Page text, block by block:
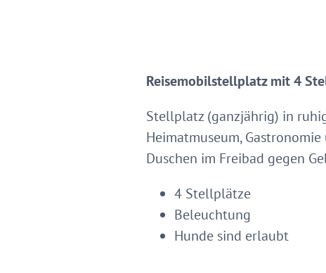
Reisemobilstellplatz mit 4
Stellplatz (ganzjährig) in
Heimatmuseum,
Duschen im Freibad gegen
4 Stellplätze
Beleuchtung
Hunde sind erlaubt